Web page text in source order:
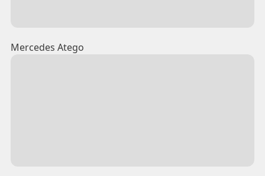
Mercedes Atego